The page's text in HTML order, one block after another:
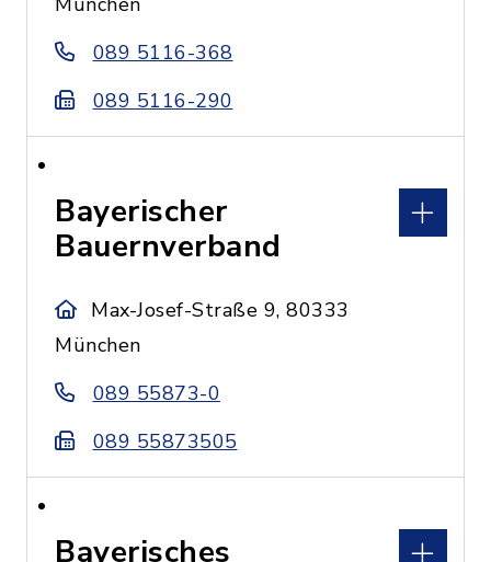
089 5116-368
089 5116-290
Bayerischer
Bauernverband
Max-Josef-Straße 9, 80333
München
089 55873-0
089 55873505
Bayerisches